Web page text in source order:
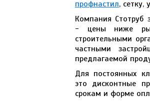
профнастил, сетку,
Компания Стотруб
- цены ниже
строительными
частными
предлагаемой
Для постоянных
это дисконтные
срокам и форме